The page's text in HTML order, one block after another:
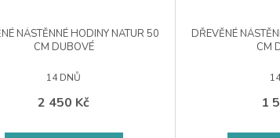
NÁSTĚNNÉ HODINY NATUR 50
CM DUBOVÉ
14 DNŮ
2 450 Kč
DŘEVĚNÉ
CM
1